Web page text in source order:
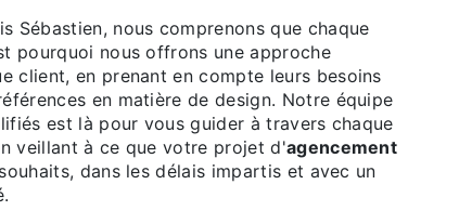
Sébastien, nous comprenons que chaque
pourquoi nous offrons une approche
client, en prenant en compte leurs besoins
en matière de design. Notre équipe
est là pour vous guider à travers chaque
veillant à ce que votre projet d'agencement
dans les délais impartis et avec un